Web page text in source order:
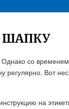
ШАПКУ
со временем
регулярно. Вот
на